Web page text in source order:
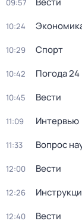
09:57
10:24
10:29 Спорт
10:42 Погода 24
10:45 Вести
11:09 Интервью
11:33 Вопрос
12:00 Вести
12:26
12:40 Вести